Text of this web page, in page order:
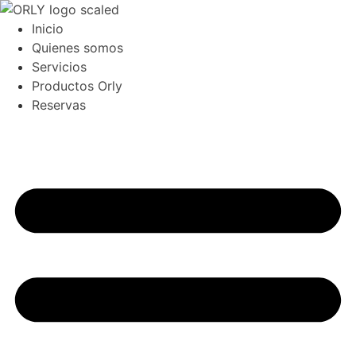
Ir
contenido
Inicio
Quienes somos
Servicios
Productos Orly
Reservas